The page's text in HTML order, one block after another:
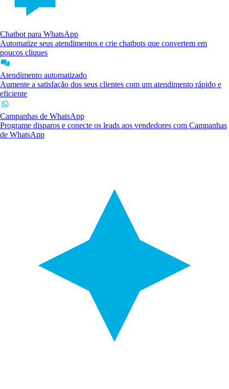
Chatbot para WhatsApp
Automatize seus atendimentos e crie chatbots que convertem em
poucos cliques
Atendimento automatizado
Aumente a satisfação dos seus clientes com um atendimento rápido e
eficiente
Campanhas de WhatsApp
Programe disparos e conecte os leads aos vendedores com Campanhas
de WhatsApp